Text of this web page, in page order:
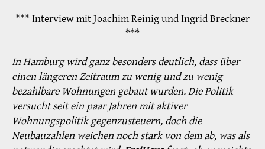
*** Interview mit Joachim Reinig und Ingrid Breckner
***
In Hamburg wird ganz besonders deutlich, dass über
einen längeren Zeitraum zu wenig und zu wenig
bezahlbare Wohnungen gebaut wurden. Die Politik
versucht seit ein paar Jahren mit aktiver
Wohnungspolitik gegenzusteuern, doch die
Neubauzahlen weichen noch stark von dem ab, was als